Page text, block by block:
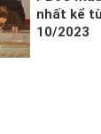
nhất kể
10/2023